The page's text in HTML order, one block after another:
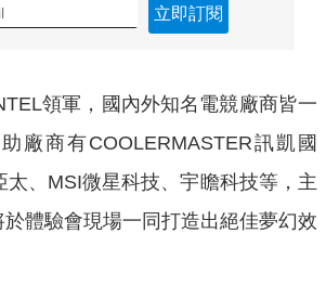
立即訂閱
領軍，國內外知名電競廠商皆一
廠商有COOLERMASTER訊凱國
太、MSI微星科技、宇瞻科技等，主
體驗會現場一同打造出絕佳夢幻效